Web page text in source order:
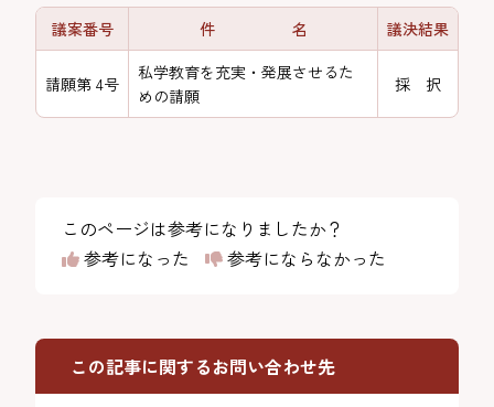
議案番号 件 名 議決結果
請願第 4号
私学教育を充実・発展させるた
めの請願
採 択
このページは参考になりましたか？
参考になった
参考にならなかった
この記事に関するお問い合わせ先